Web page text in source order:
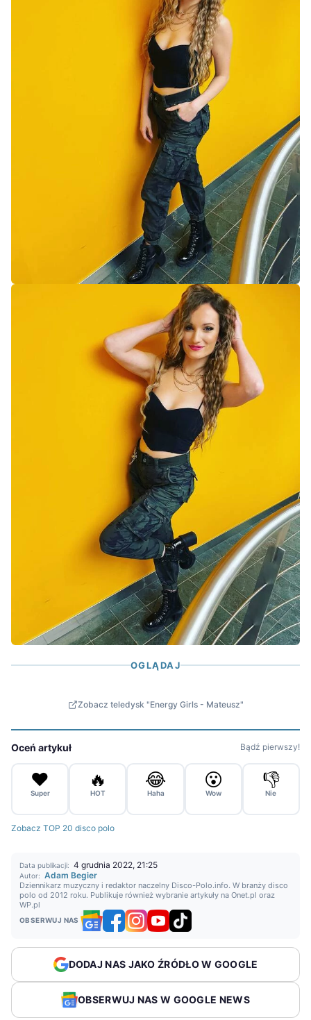
OGLĄDAJ
Zobacz teledysk "Energy Girls - Mateusz"
Oceń artykuł Bądź pierwszy!
❤️
Super
🔥
HOT
😂
Haha
😮
Wow
👎
Nie
Zobacz TOP 20 disco polo
Data publikacji: 4 grudnia 2022, 21:25
Autor: Adam Begier
Dziennikarz muzyczny i redaktor naczelny Disco-Polo.info. W branży disco
polo od 2012 roku. Publikuje również wybranie artykuły na Onet.pl oraz
WP.pl
OBSERWUJ NAS
DODAJ NAS JAKO ŹRÓDŁO W GOOGLE
OBSERWUJ NAS W GOOGLE NEWS